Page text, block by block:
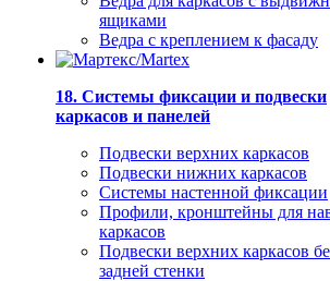
ящиками
Ведра с креплением к фасаду
18. Системы фиксации и подвески
каркасов и панелей
Подвески верхних каркасов
Подвески нижних каркасов
Системы настенной фиксации
Профили, кронштейны для
каркасов
Подвески верхних каркасов
задней стенки